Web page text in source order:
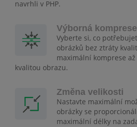
navrhli v PHP.
Výborná komprese
Vyberte si, co
obrázků bez ztráty
maximální komprese
kvalitou obrazu.
Změna velikosti
Nastavte maximální
obrázky se
maximální délky na